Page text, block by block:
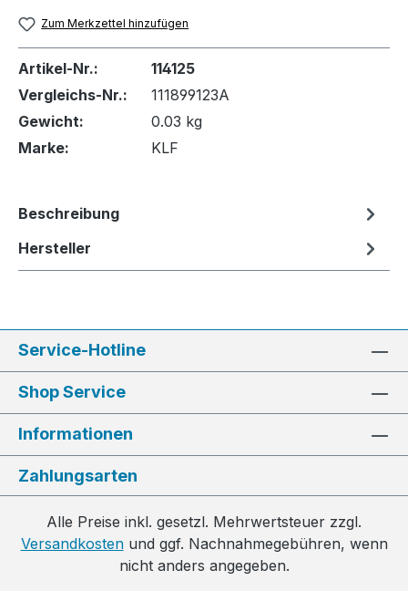
Zum Merkzettel hinzufügen
Artikel-Nr.:
114125
Vergleichs-Nr.:
111899123A
Gewicht:
0.03 kg
Marke:
KLF
Beschreibung
Hersteller
Service-Hotline
Shop Service
Informationen
Zahlungsarten
Alle Preise inkl. gesetzl. Mehrwertsteuer zzgl.
Versandkostenund ggf. Nachnahmegebühren, wenn
nicht anders angegeben.